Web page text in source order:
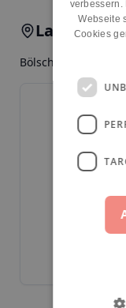
Lage &
Bölschestr. 29,
verbessern.
Webseite
Cookies